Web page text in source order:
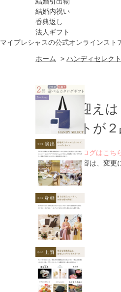
結婚内祝い
香典返し
法人ギフト
マイプレシャスの公式オンラインス
ホーム > ハンディセレクト
お出迎え
ゲストが
WEBカタログはこち
※ 掲載内容は、変更